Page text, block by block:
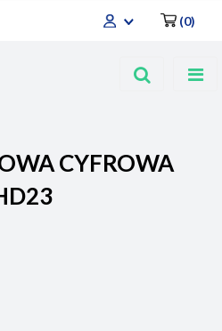
Zaloguj się
(0)
CYFROWA